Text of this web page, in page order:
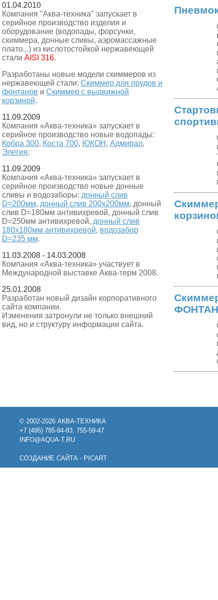
01.04.2010
Компания "Аква-техника" запускает в
серийное производство изделия и
оборудование (водопады, форсунки,
скиммера, донные сливы, аэромассажные
плато...) из кислотостойкой нержавеющей
стали AISI 316.
Разработаны новые модели скиммеров из
нержавеющей стали: Скиммер для прудов и
фонтанов и Скиммер с выдвижной
корзиной.
11.09.2009
Компания «Аква-техника» запускает в
серийное производство новые водопады:
Кобра 300, Коста 700, ЮКОН , Адмирал,
Элегия.
11.09.2009
Компания «Аква-техника» запускает в
серийное производство новые донные
сливы и водозаборы: донный слив
D=200мм, донный слив 200х200мм, донный
слив D=180мм антивихревой, донный слив
D=250мм антивихревой, донный слив
180х180мм антивихревой, водозабор
D=235 мм.
11.03.2008 - 14.03.2008
Компания «Аква-техника» участвует в
Международной выставке Аква-терм 2008.
25.01.2008
Разработан новый дизайн корпоративного
сайта компании.
Изменения затронули не только внешний
вид, но и структуру информации сайта.
© 2002-2026 АКВА-ТЕХНИКА
+7 (495) 785-94-83, 755-59-47
INFO@AQUA-T.RU
СОЗДАНИЕ САЙТА - PICART